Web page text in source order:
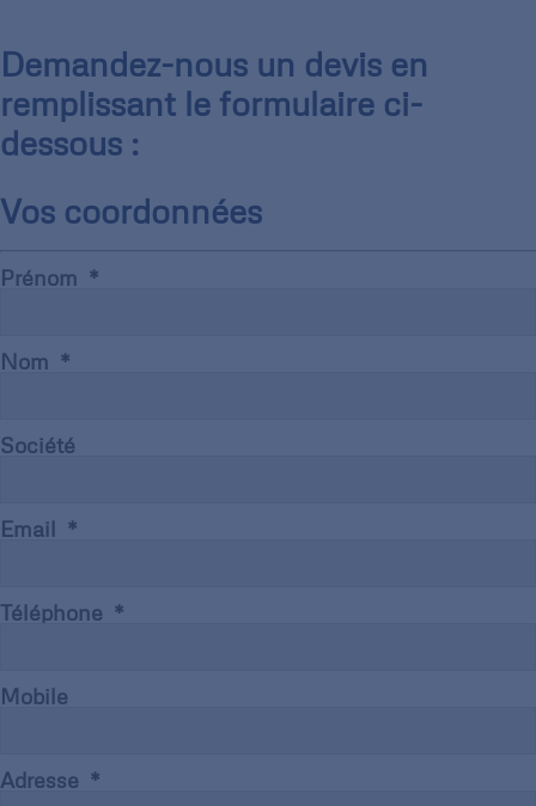
Demandez-nous un devis en
remplissant le formulaire ci-
dessous :
Vos coordonnées
Prénom
Nom
Société
Email
Téléphone
Mobile
Adresse